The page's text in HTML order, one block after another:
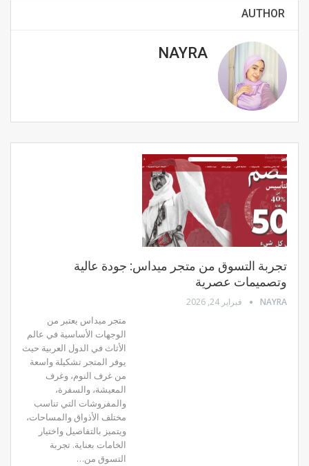
AUTHOR
NAYRA
تجربة التسوق من متجر ميداس: جودة عالية
وتصميمات عصرية
NAYRA فبراير 24, 2026
متجر ميداس يعتبر من
الوجهات الأساسية في عالم
الأثاث في الدول العربية حيث
يوفر المتجر تشكيلة واسعة
من غرف النوم، وغرف
المعيشة، والسفرة،
والمفروشات التي تناسب
مختلف الأذواق والمساحات،
ويتميز بالتفاصيل واختيار
الخامات بعناية. تجربة
التسوق من…